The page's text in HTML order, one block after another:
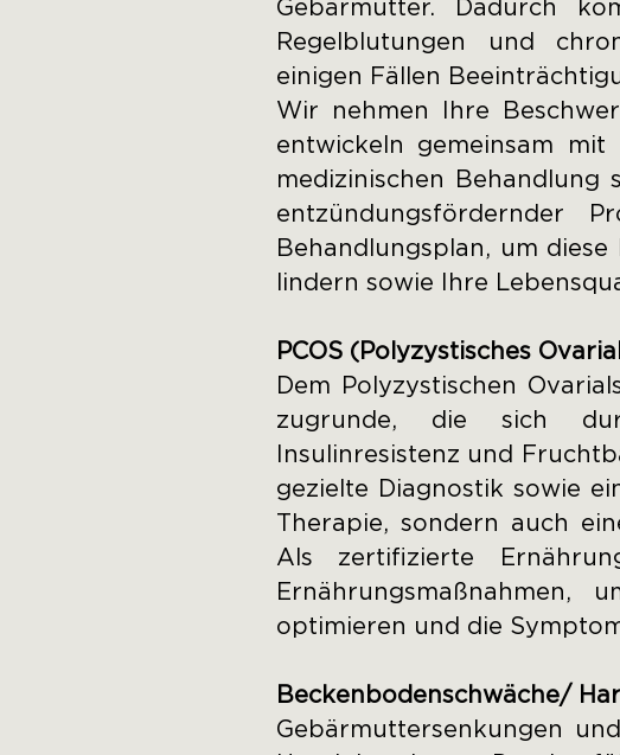
Gebärmutter. Dadurch
Regelblutungen und
einigen Fällen
Wir nehmen Ihre
entwickeln gemeinsam
medizinischen
entzündungsfördernder
Behandlungsplan, um
lindern sowie Ihre
PCOS (Polyzystisches
Dem Polyzystischen
zugrunde, die sich
Insulinresistenz und
gezielte Diagnostik sowie
Therapie, sondern auch
Als zertifizierte
Ernährungsmaßnahmen,
optimieren und die
Beckenbodenschwäche/
Gebärmuttersenkungen